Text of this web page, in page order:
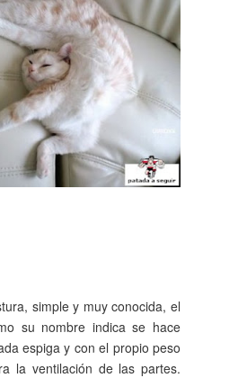
simple y muy conocida, el
su nombre indica se hace
espiga y con el propio peso
la ventilación de las partes.